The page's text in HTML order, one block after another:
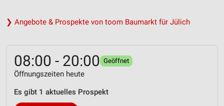
❯ Angebote & Prospekte von toom Baumarkt für Jülich
08:00 - 20:00 Geöffnet
Öffnungszeiten heute
Es gibt 1 aktuelles Prospekt